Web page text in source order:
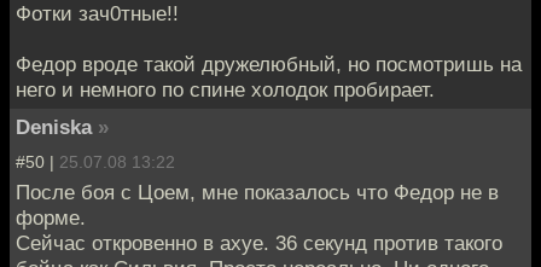
Фотки зач0тные!!
Федор вроде такой дружелюбный, но посмотришь на
него и немного по спине холодок пробирает.
Deniska »
#50 | 25.07.08 13:22
После боя с Цоем, мне показалось что Федор не в
форме.
Сейчас откровенно в ахуе. 36 секунд против такого